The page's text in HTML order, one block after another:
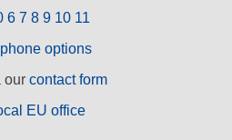
6 7 8 9 10 11
options
our contact form
EU office